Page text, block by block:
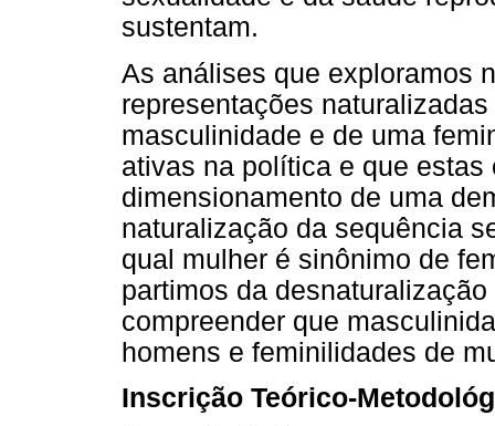
sustentam.
As análises que exploramos
representações
masculinidade e de uma
ativas na política e que
dimensionamento de uma
naturalização da sequência
qual mulher é sinônimo de
partimos da
compreender que
homens e feminilidades de
Inscrição Teórico-